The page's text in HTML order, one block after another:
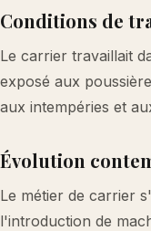
Conditions de
Le carrier travaillait
exposé aux
aux intempéries et
Évolution
Le métier de carrier
l'introduction de